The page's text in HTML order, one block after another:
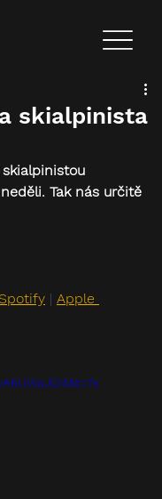
skialpinista
Tak nás určitě
| Apple